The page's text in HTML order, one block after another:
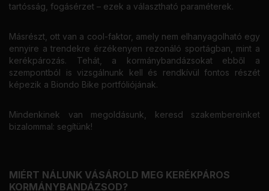
tartósság, fogásérzet – ezek a választható paraméterek.
Másrészt, ott van a cool-faktor, amely nem elhanyagolható egy
ennyire a trendekre érzékenyen rezonáló sportágban, mint a
kerékpározás. Tehát, a kormánybandázsokat ebből a
szempontból is vizsgálnunk kell és rendkívül fontos részét
képezik a Biondo Bike portfóliójának.
Mindenkinek van megoldásunk, keresd szakembereinket
bizalommal: segítünk!
MIÉRT NÁLUNK VÁSÁROLD MEG KERÉKPÁROS
KORMÁNYBANDÁZSOD?